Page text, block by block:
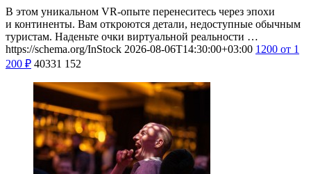
В этом уникальном VR-опыте перенеситесь через эпохи
и континенты. Вам откроются детали, недоступные обычным
туристам. Наденьте очки виртуальной реальности …
https://schema.org/InStock 2026-08-06T14:30:00+03:00 1200 от 1
200 ₽ 40331 152